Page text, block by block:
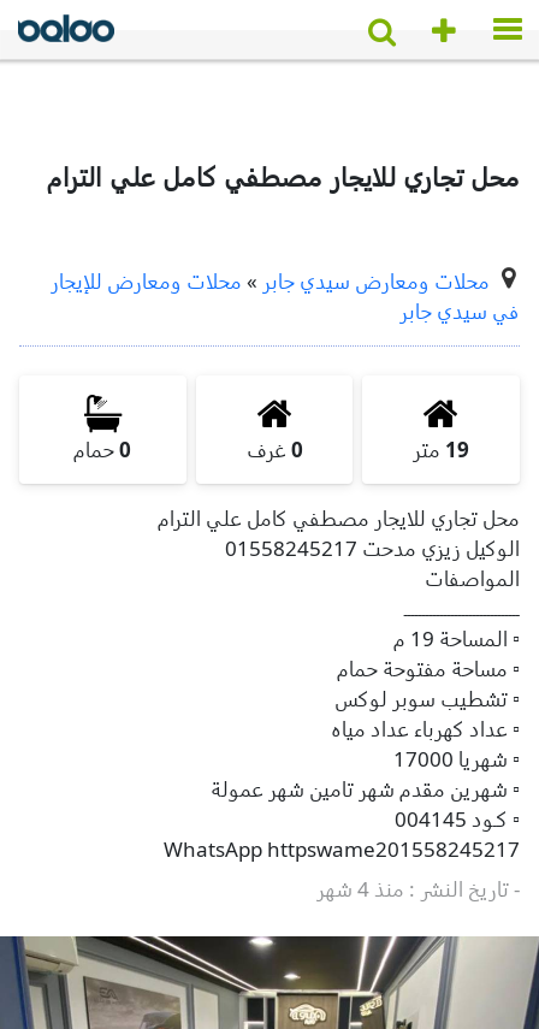
محل تجاري للايجار مصطفي كامل علي الترام
محلات ومعارض سيدي جابر » محلات ومعارض للإيجار
في سيدي جابر
19 متر 0 غرف 0حمام
محل تجاري للايجار مصطفي كامل علي الترام
الوكيل زيزي مدحت 01558245217
المواصفات
ــــــــــــــــــــــــــــــــ
▫ المساحة 19 م
▫ مساحة مفتوحة حمام
▫ تشطيب سوبر لوكس
▫ عداد كهرباء عداد مياه
▫ شهريا 17000
▫ شهرين مقدم شهر تامين شهر عمولة
▫ كـود 004145
WhatsApp httpswame201558245217
- تاريخ النشر : منذ 4 شهر